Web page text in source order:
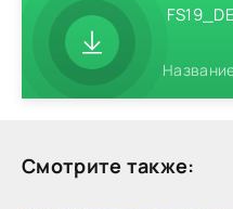
Смотрите также: